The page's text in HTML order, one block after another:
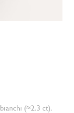
(≈2.3 ct).